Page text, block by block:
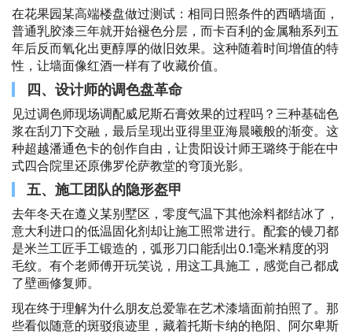
在花果园某高端楼盘做过测试：相同日照条件的西晒墙面，
普通乳胶漆三年就开始褪色分层，而卡百利的金属釉系列五
年后反而氧化出更醇厚的做旧效果。这种随着时间增值的特
性，让墙面像红酒一样有了收藏价值。
四、设计师的调色盘革命
见过调色师现场调配威尼斯石膏效果的过程吗？三种基础色
浆在刮刀下交融，最后呈现出亚得里亚海晨曦般的渐变。这
种超越潘通色卡的创作自由，让贵阳设计师王璐终于能在中
式四合院里还原佛罗伦萨教堂的穹顶光影。
五、施工团队的隐形盔甲
去年冬天在遵义某别墅区，零度气温下其他涂料都结冰了，
意大利进口的低温固化剂却让施工照常进行。配套的镘刀都
是米兰工匠手工锻造的，弧形刀口能刮出0.1毫米精度的羽
毛纹。有个老师傅开玩笑说，用这工具施工，感觉自己都成
了壁画修复师。
现在终于理解为什么朋友总爱靠在艺术漆墙面前拍照了。那
些看似随意的斑驳痕迹里，藏着托斯卡纳的艳阳、阿尔卑斯